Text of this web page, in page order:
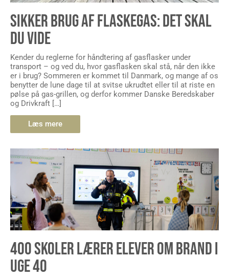
SIKKER BRUG AF FLASKEGAS: DET SKAL
DU VIDE
Kender du reglerne for håndtering af gasflasker under
transport – og ved du, hvor gasflasken skal stå, når den ikke
er i brug? Sommeren er kommet til Danmark, og mange af os
benytter de lune dage til at svitse ukrudtet eller til at riste en
pølse på gas-grillen, og derfor kommer Danske Beredskaber
og Drivkraft […]
Læs mere
400 SKOLER LÆRER ELEVER OM BRAND I
UGE 40